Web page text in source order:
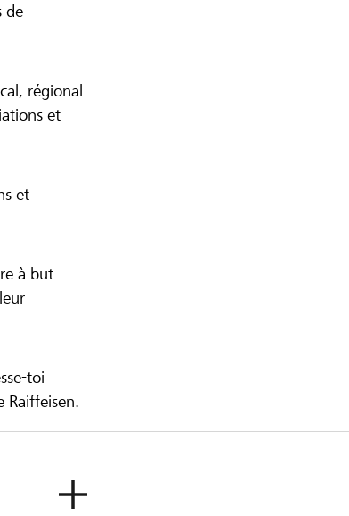
de
régional
et
et
à but
toi
Raiffeisen.